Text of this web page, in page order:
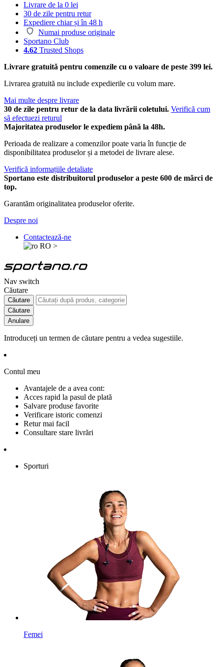
Livrare de la 0 lei
30 de zile pentru retur
Expediere chiar și în 48 h
Numai produse originale
Sportano Club
4.62 Trusted Shops
Livrare gratuită pentru comenzile cu o valoare de peste 399 lei.
Livrarea gratuită nu include expedierile cu volum mare.
Mai multe despre livrare
30 de zile pentru retur de la data livrării coletului. Verifică cum
să efectuezi returul
Majoritatea produselor le expediem până la 48h.
Perioada de realizare a comenzilor poate varia în funcție de
disponibilitatea produselor și a metodei de livrare alese.
Verifică informațiile detaliate
Sportano este distribuitorul produselor a peste 600 de mărci de
top.
Garantăm originalitatea produselor oferite.
Despre noi
Contactează-ne
RO >
Nav switch
Căutare
Căutare
Căutare
Anulare
Introduceți un termen de căutare pentru a vedea sugestiile.
Contul meu
Avantajele de a avea cont:
Acces rapid la pasul de plată
Salvare produse favorite
Verificare istoric comenzi
Retur mai facil
Consultare stare livrări
Sporturi
Femei